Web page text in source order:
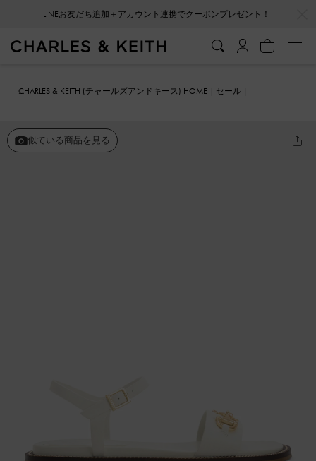
LINEお友だち追加＋アカウント連携でクーポンプレゼント！
CHARLES & KEITH (チャールズアンドキース) HOME
セール
似ている商品を見る